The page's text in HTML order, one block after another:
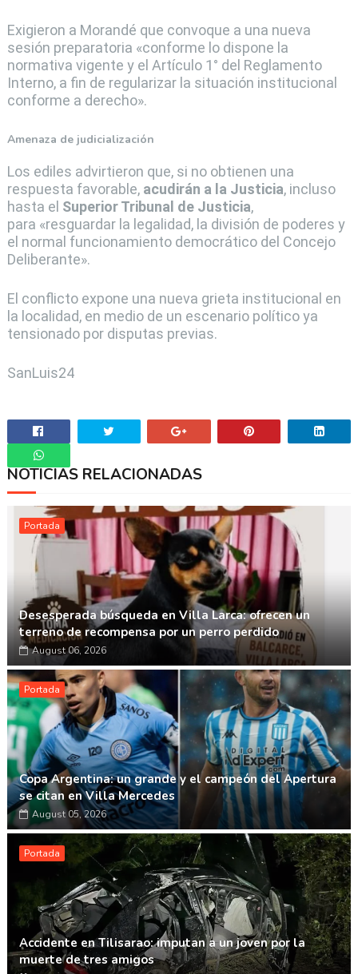
Exigieron a Morandé que convoque a una nueva
sesión preparatoria «conforme lo dispone la
normativa vigente y el Artículo 1° del Reglamento
Interno, a fin de regularizar la situación institucional
conforme a derecho».
Amenaza de judicialización
Los ediles advirtieron que, si no obtienen una
respuesta favorable, acudirán a la Justicia, incluso
hasta el Superior Tribunal de Justicia,
para «resguardar la legalidad, la división de poderes y
el normal funcionamiento democrático del Concejo
Deliberante».
El conflicto expone una nueva grieta institucional en
la localidad, en medio de un escenario político ya
tensionado por disputas previas.
SanLuis24
Whatsapp
NOTICIAS RELACIONADAS
Portada
Desesperada búsqueda en Villa Larca: ofrecen un
terreno de recompensa por un perro perdido
August 06, 2026
Portada
Copa Argentina: un grande y el campeón del Apertura
se citan en Villa Mercedes
August 05, 2026
Portada
Accidente en Tilisarao: imputan a un joven por la
muerte de tres amigos